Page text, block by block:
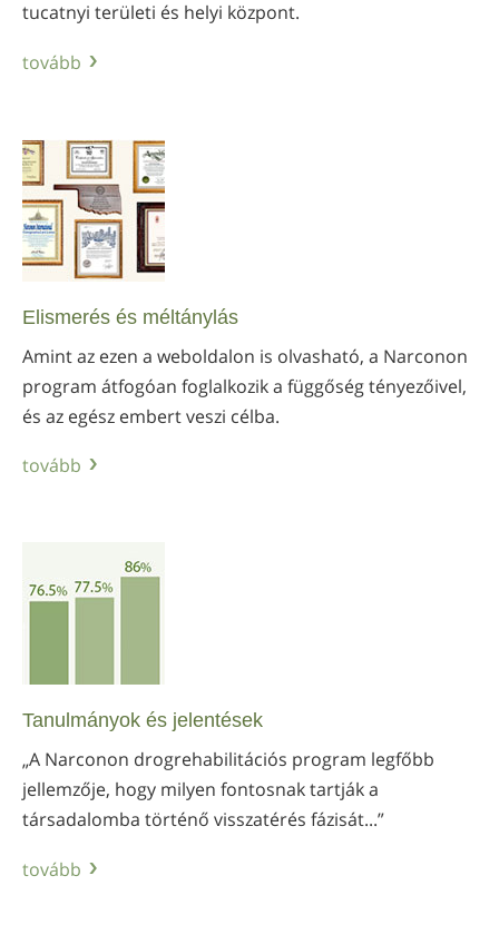
tucatnyi területi és helyi központ.
tovább
Elismerés és méltánylás
Amint az ezen a weboldalon is olvasható, a Narconon
program átfogóan foglalkozik a függőség tényezőivel,
és az egész embert veszi célba.
tovább
Tanulmányok és jelentések
„A Narconon drogrehabilitációs program legfőbb
jellemzője, hogy milyen fontosnak tartják a
társadalomba történő visszatérés fázisát...”
tovább